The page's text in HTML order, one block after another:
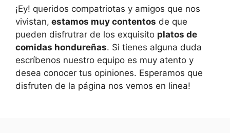
¡Ey! queridos compatriotas y amigos que nos
vivistan, estamos muy contentos de que
pueden disfrutrar de los exquisito platos de
comidas hondureñas. Si tienes alguna duda
escríbenos nuestro equipo es muy atento y
desea conocer tus opiniones. Esperamos que
disfruten de la página nos vemos en linea!